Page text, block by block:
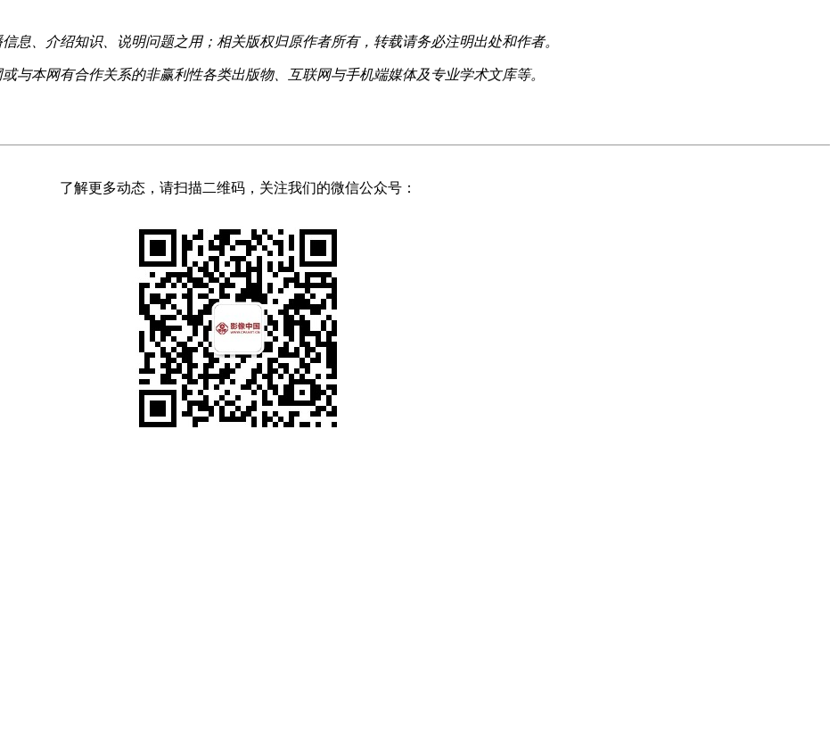
息、介绍知识、说明问题之用；相关版权归原作者所有，转载请务必注明出处和作者。
与本网有合作关系的非赢利性各类出版物、互联网与手机端媒体及专业学术文库等。
了解更多动态，请扫描二维码，关注我们的微信公众号：